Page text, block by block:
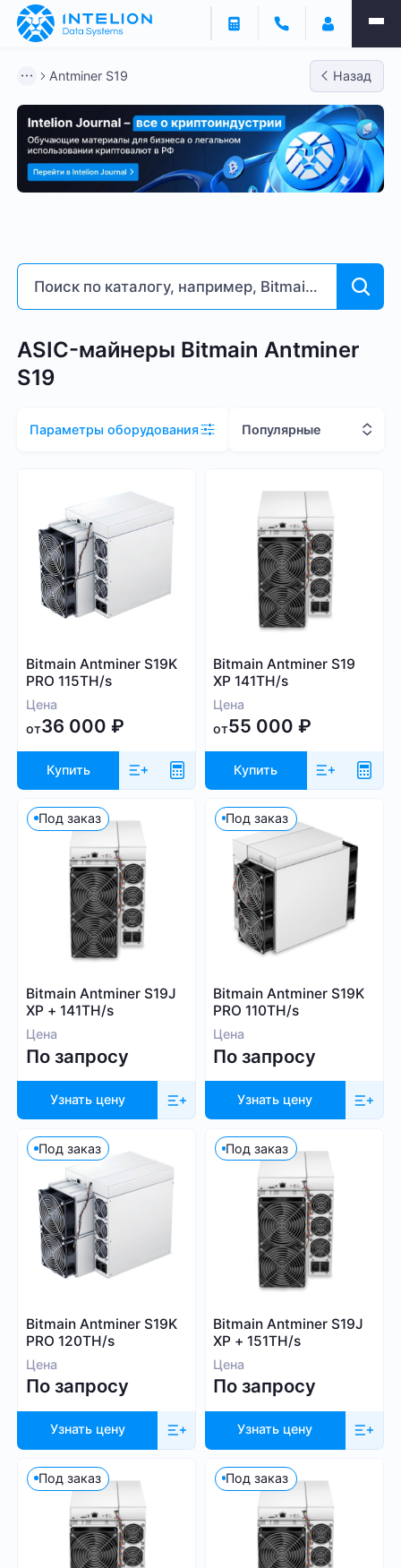
Antminer S19 Назад
Фильтры
Готовый бизнес
Контейнеры
Цена (RUB)
Хэшрейт
Энергопотребление (Вт)
9 999
Алгоритм
SHA-256
Scrypt
Kadena
Eaglesong
Ethash
X11
kHeavyHash
Equihash
Blake (14r)
Handshake
Lyra2REv2
Randomx
Ethash4G
Посмотреть все
Криптовалюта
Dogecoin (DOGE)
Litecoin (LTC)
Kadena (KDA)
Nervos (CKB)
Ethereum (ETH)
DASH (DASH)
EthereumPoW (ETHW)
Kaspa (KAS)
Zcash (ZEC)
Посмотреть все
Производитель
ASIC-майнеры Bitmain Antminer
S19
Параметры оборудования Популярные
Bitmain Antminer S19K
PRO 115TH/s
Цена
от36 000 ₽
Купить
Bitmain Antminer S19
XP 141TH/s
Цена
от55 000₽
Купить
Под заказ
Bitmain Antminer S19J
XP + 141TH/s
Цена
По запросу
Узнать цену
Под заказ
Bitmain Antminer S19K
PRO 110TH/s
Цена
По запросу
Узнать цену
Под заказ
Bitmain Antminer S19K
PRO 120TH/s
Цена
По запросу
Узнать цену
Под заказ
Bitmain Antminer S19J
XP + 151TH/s
Цена
По запросу
Узнать цену
Под заказ Под заказ